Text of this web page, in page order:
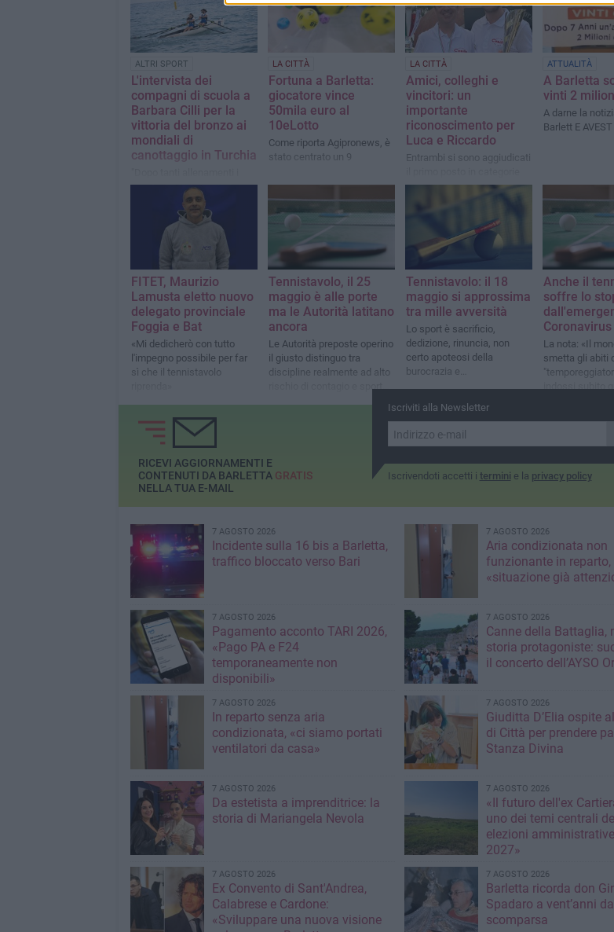
ALTRI SPORT
L'intervista dei
compagni di scuola a
Barbara Cilli per la
vittoria del bronzo ai
mondiali di
canottaggio in Turchia
miei sacrifici sono stati
LA CITTÀ
Fortuna a Barletta:
giocatore vince
50mila euro al
10eLotto
Come riporta Agipronews, è
stato centrato un 9
LA CITTÀ
Amici, colleghi e
vincitori: un
importante
riconoscimento per
Luca e Riccardo
Entrambi si sono aggiudicati
differenti
ATTUALITÀ
A Barletta
vinti 2
A darne la
Barlett E AVEST
FITET, Maurizio
Lamusta eletto nuovo
delegato provinciale
Foggia e Bat
«Mi dedicherò con tutto
l'impegno possibile per far
sì che il tennistavolo
Tennistavolo, il 25
maggio è alle porte
ma le Autorità latitano
ancora
Le Autorità preposte operino
il giusto distinguo tra
discipline realmente ad alto
rischio di contagio e sports
Tennistavolo: il 18
maggio si approssima
tra mille avversità
Lo sport è sacrificio,
dedizione, rinuncia, non
certo apoteosi della
burocrazia e
Anche il
soffre lo
Coronavirus
La nota: «Il
smetta gli abiti
indossi subito
Iscriviti alla Newsletter
Iscrivendoti accetti i termini e la privacy policy
RICEVI AGGIORNAMENTI E
CONTENUTI DA BARLETTA GRATIS
NELLA TUA E-MAIL
7 AGOSTO 2026
Incidente sulla 16 bis a Barletta,
traffico bloccato verso Bari
7 AGOSTO 2026
Aria condizionata non
funzionante in reparto,
«situazione già
7 AGOSTO 2026
Pagamento acconto TARI 2026,
«Pago PA e F24
temporaneamente non
disponibili»
7 AGOSTO 2026
Canne della Battaglia,
storia protagoniste:
il concerto dell’AYSO
7 AGOSTO 2026
In reparto senza aria
condizionata, «ci siamo portati
ventilatori da casa»
7 AGOSTO 2026
Giuditta D’Elia ospite
di Città per prendere
Stanza Divina
7 AGOSTO 2026
Da estetista a imprenditrice: la
storia di Mariangela Nevola
7 AGOSTO 2026
«Il futuro dell'ex
uno dei temi centrali
elezioni
2027»
7 AGOSTO 2026
Ex Convento di Sant'Andrea,
Calabrese e Cardone:
«Sviluppare una nuova visione
7 AGOSTO 2026
Barletta ricorda don
Spadaro a vent’anni
scomparsa